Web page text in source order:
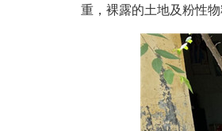
重，裸露的土地及粉性